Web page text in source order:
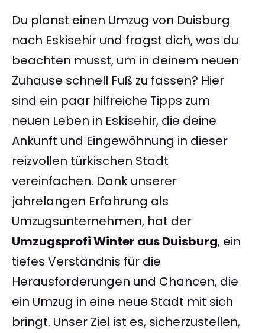
Du planst einen Umzug von Duisburg
nach Eskisehir und fragst dich, was du
beachten musst, um in deinem neuen
Zuhause schnell Fuß zu fassen? Hier
sind ein paar hilfreiche Tipps zum
neuen Leben in Eskisehir, die deine
Ankunft und Eingewöhnung in dieser
reizvollen türkischen Stadt
vereinfachen. Dank unserer
jahrelangen Erfahrung als
Umzugsunternehmen, hat der
Umzugsprofi Winter aus Duisburg, ein
tiefes Verständnis für die
Herausforderungen und Chancen, die
ein Umzug in eine neue Stadt mit sich
bringt. Unser Ziel ist es, sicherzustellen,